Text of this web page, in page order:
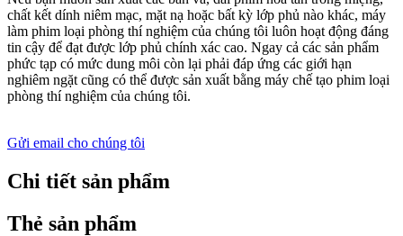
chất kết dính niêm mạc, mặt nạ hoặc bất kỳ lớp phủ nào khác, máy
làm phim loại phòng thí nghiệm của chúng tôi luôn hoạt động đáng
tin cậy để đạt được lớp phủ chính xác cao. Ngay cả các sản phẩm
phức tạp có mức dung môi còn lại phải đáp ứng các giới hạn
nghiêm ngặt cũng có thể được sản xuất bằng máy chế tạo phim loại
phòng thí nghiệm của chúng tôi.
Gửi email cho chúng tôi
Chi tiết sản phẩm
Thẻ sản phẩm